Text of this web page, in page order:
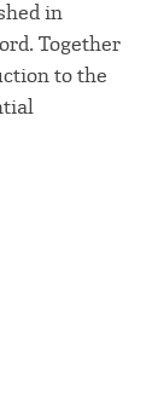
in
Together
to the